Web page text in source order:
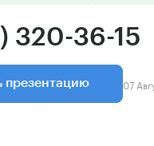
320-36-15
презентацию 07